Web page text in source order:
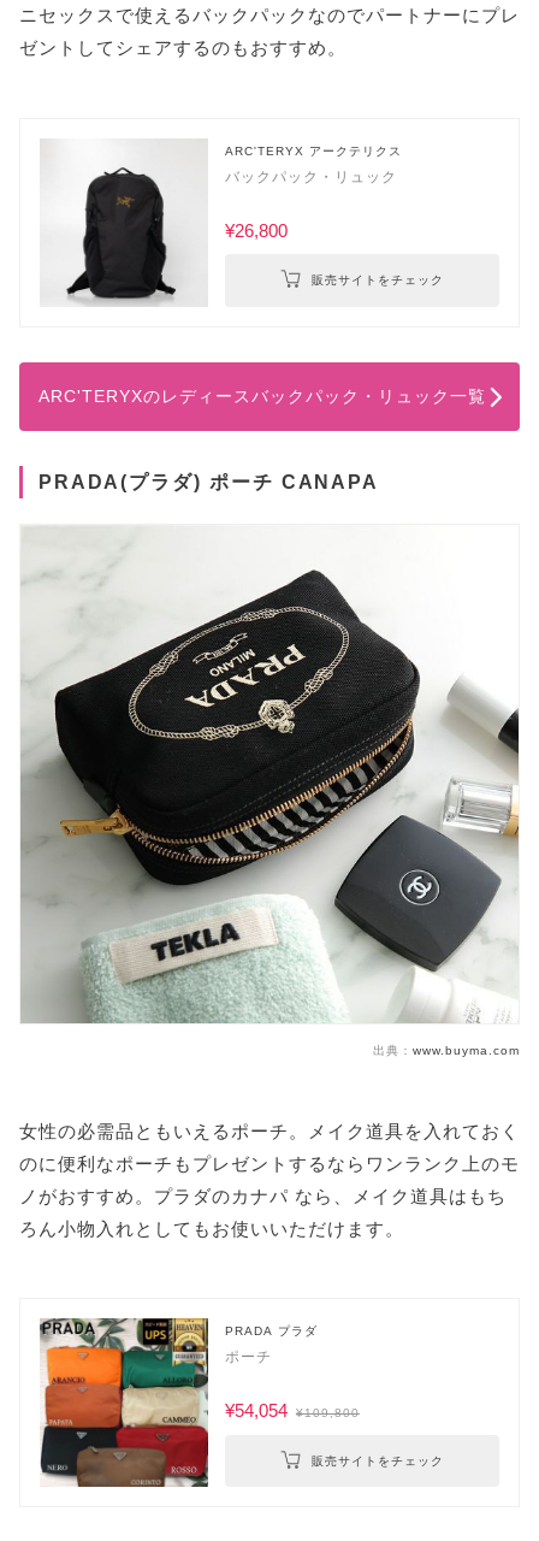
ニセックスで使えるバックパックなのでパートナーにプレ
ゼントしてシェアするのもおすすめ。
ARC'TERYX アークテリクス
バックパック・リュック
¥26,800
販売サイトをチェック
ARC'TERYXのレディースバックパック・リュック一覧
PRADA(プラダ) ポーチ CANAPA
出典： www.buyma.com
女性の必需品ともいえるポーチ。メイク道具を入れておく
のに便利なポーチもプレゼントするならワンランク上のモ
ノがおすすめ。プラダのカナパ なら、メイク道具はもち
ろん小物入れとしてもお使いいただけます。
PRADA プラダ
ポーチ
¥54,054 ¥109,800
販売サイトをチェック